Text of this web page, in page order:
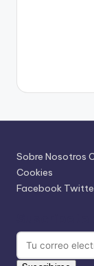
Sobre Nosotros
Cookies
Facebook